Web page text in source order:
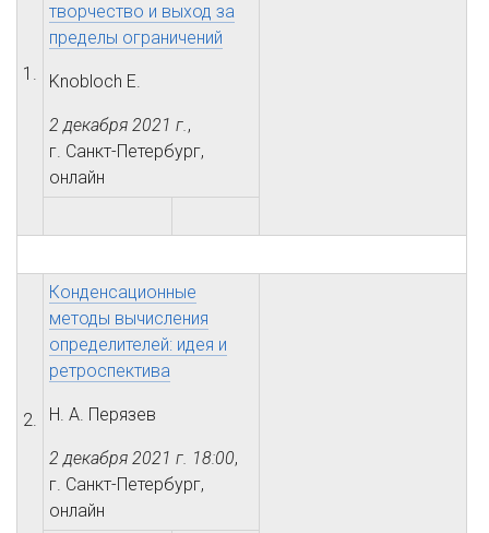
1.
творчество и выход за
пределы ограничений
Knobloch Е.
2 декабря 2021 г.,
г. Санкт-Петербург,
онлайн
2.
Конденсационные
методы вычисления
определителей: идея и
ретроспектива
Н. А. Перязев
2 декабря 2021 г. 18:00,
г. Санкт-Петербург,
онлайн